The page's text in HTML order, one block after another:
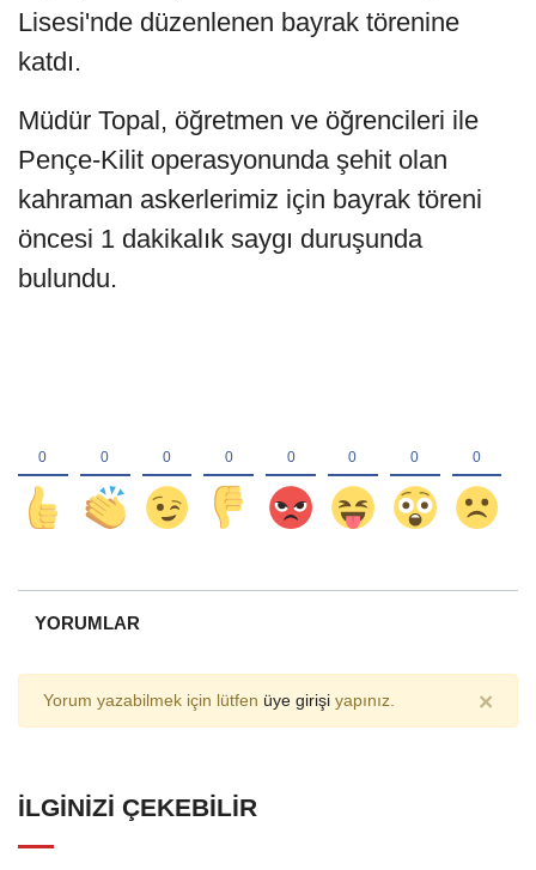
Lisesi'nde düzenlenen bayrak törenine
katdı.
Müdür Topal, öğretmen ve öğrencileri ile
Pençe-Kilit operasyonunda şehit olan
kahraman askerlerimiz için bayrak töreni
öncesi 1 dakikalık saygı duruşunda
bulundu.
YORUMLAR
Yorum yazabilmek için lütfen üye girişi yapınız. ×
İLGINIZI ÇEKEBILIR